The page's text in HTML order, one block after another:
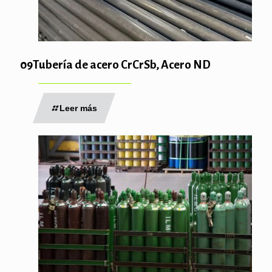
09Tubería de acero CrCrSb, Acero ND
Leer más